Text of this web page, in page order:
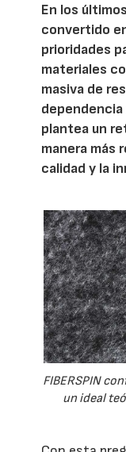
En los
convertido
prioridades
materiales
masiva de
plantea un
manera más
calidad y la
FIBERSPIN
un ideal